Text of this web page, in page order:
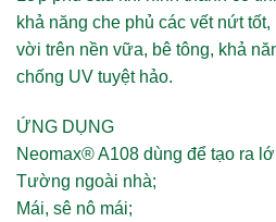
khả năng che phủ các vết nứt
vời trên nền vữa, bê tông, khả
chống UV tuyệt hảo.
ỨNG DỤNG
Neomax® A108 dùng để tạo ra
Tường ngoài nhà;
Mái, sê nô mái;